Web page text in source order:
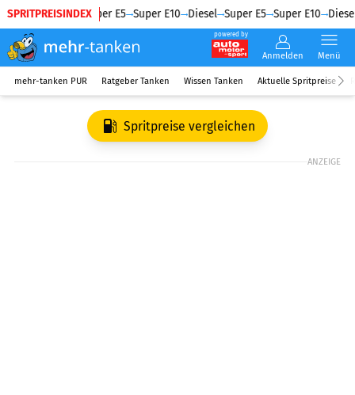
SPRITPREISINDEX
Diesel Super E5 Super E10 Diesel Super E5 Super E10 Diesel
powered by
Anmelden Menü
mehr-tanken PUR Ratgeber Tanken Wissen Tanken Aktuelle Spritpreise
Spritpreise vergleichen
ANZEIGE